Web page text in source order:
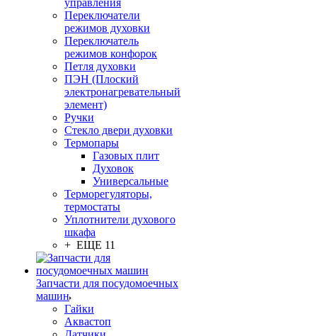
управления
Переключатели
режимов духовки
Переключатель
режимов конфорок
Петля духовки
ПЭН (Плоский
электронагревательный
элемент)
Ручки
Стекло двери духовки
Термопары
Газовых плит
Духовок
Универсальные
Терморегуляторы,
термостаты
Уплотнители духового
шкафа
+ ЕЩЕ 11
Запчасти для посудомоечных
машин
Гайки
Аквастоп